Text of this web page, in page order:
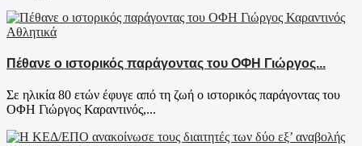
Αθλητικά
Πέθανε ο ιστορικός παράγοντας του ΟΦΗ Γιώργος...
Σε ηλικία 80 ετών έφυγε από τη ζωή ο ιστορικός παράγοντας του
ΟΦΗ Γιώργος Καραντινός,...